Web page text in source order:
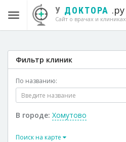
У ДОКТОРА .ру
Сайт о врачах и клиниках
Фильтр клиник
По названию:
В городе: Хомутово
Поиск на карте